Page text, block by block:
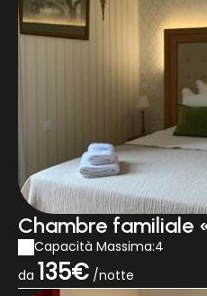
Chambre familiale
Capacità Massima:4
da 135€ /notte